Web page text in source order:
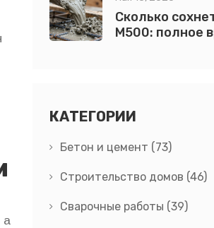
а
конструкциях
Сколько
М500: полное
КАТЕГОРИИ
Бетон и цемент (73)
Строительство домов (46)
Сварочные работы (39)